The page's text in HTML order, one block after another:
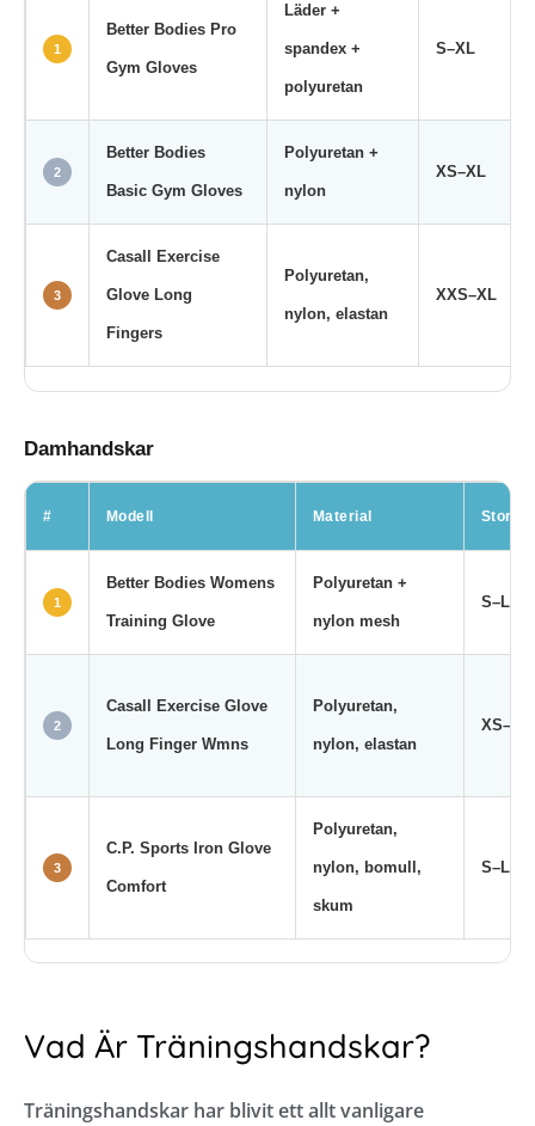
1
Better Bodies Pro
Gym Gloves
Läder +
spandex +
polyuretan
S–XL
2
Better Bodies
Basic Gym Gloves
Polyuretan +
nylon
XS–XL
3
Casall Exercise
Glove Long
Fingers
Polyuretan,
nylon, elastan
XXS–XL
Damhandskar
# Modell Material
1
Better Bodies Womens
Training Glove
Polyuretan +
nylon mesh
S–L
2
Casall Exercise Glove
Long Finger Wmns
Polyuretan,
nylon, elastan
XS–L
3
C.P. Sports Iron Glove
Comfort
Polyuretan,
nylon, bomull,
skum
S–L
Vad Är Träningshandskar?
Träningshandskar har blivit ett allt vanligare